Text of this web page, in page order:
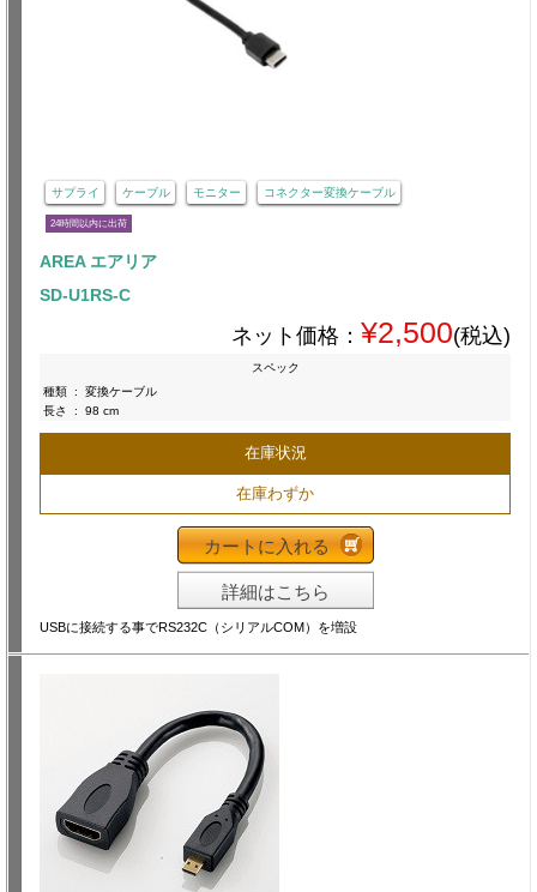
サプライ ケーブル モニター コネクター変換ケーブル
24時間以内に出荷
AREA エアリア
SD-U1RS-C
ネット価格： ¥2,500(税込)
スペック
種類
:
変換ケーブル
長さ
: 98 cm
在庫状況
在庫わずか
カートに入れる
詳細はこちら
USBに接続する事でRS232C（シリアルCOM）を増設